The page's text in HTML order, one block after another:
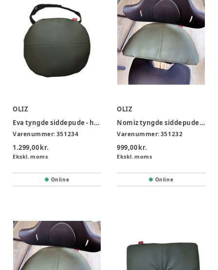
OLIZ
Eva tyngde siddepude - hård
Varenummer:351234
1.299,00 kr.
Ekskl. moms
Online
OLIZ
Nomiz tyngde siddepude - Blød
Varenummer:351232
999,00 kr.
Ekskl. moms
Online